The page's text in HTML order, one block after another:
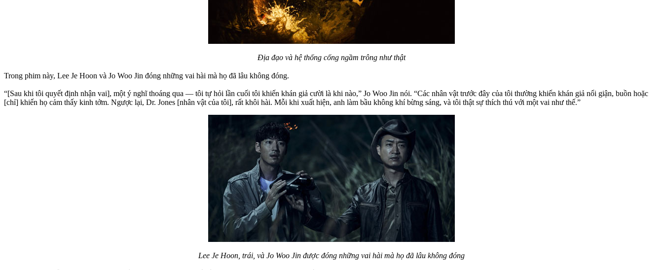
Địa đạo và hệ thống cống ngầm trông như thật
Trong phim này, Lee Je Hoon và Jo Woo Jin đóng những vai hài mà họ đã lâu không đóng.
“[Sau khi tôi quyết định nhận vai], một ý nghĩ thoáng qua — tôi tự hỏi lần cuối tôi khiến khán giả cười là khi nào,” Jo Woo Jin nói. “Các nhân vật trước đây của tôi thường khiến khán giả nổi giận, buồn hoặc
[chỉ] khiến họ cảm thấy kinh tởm. Ngược lại, Dr. Jones [nhân vật của tôi], rất khôi hài. Mỗi khi xuất hiện, anh làm bầu không khí bừng sáng, và tôi thật sự thích thú với một vai như thế.”
Lee Je Hoon, trái, và Jo Woo Jin được đóng những vai hài mà họ đã lâu không đóng